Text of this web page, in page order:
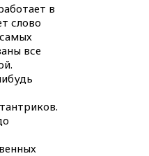
в
слово
все